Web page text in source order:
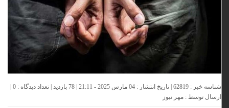
شناسه خبر : 62819 | تاریخ انتشار : 04 مارس 2025 - 21:11 | 78 بازدید | تعداد دیدگاه : 0
|
ارسال توسط :مهر نیوز